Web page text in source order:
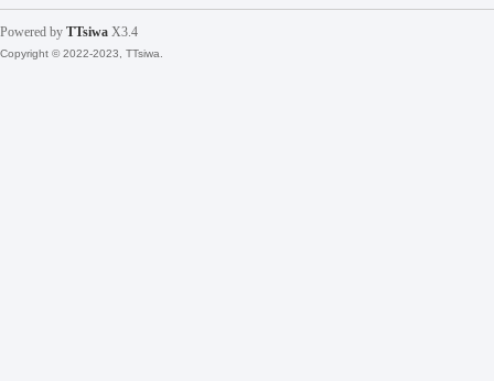
论
Powered by TTsiwa X3.4
Copyright © 2022-2023, TTsiwa.